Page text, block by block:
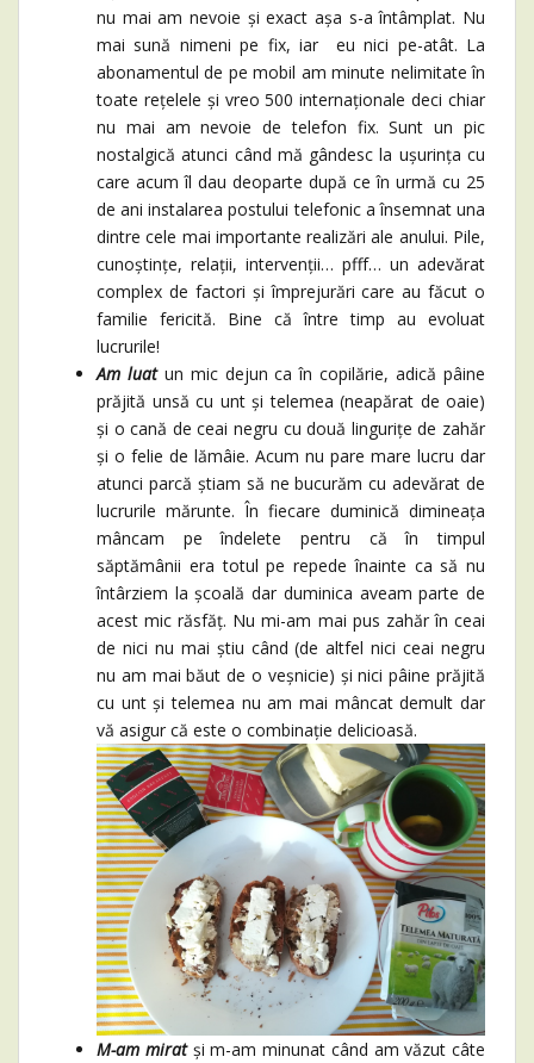
nu mai am nevoie și exact așa s-a întâmplat. Nu
mai sună nimeni pe fix, iar eu nici pe-atât. La
abonamentul de pe mobil am minute nelimitate în
toate rețelele și vreo 500 internaționale deci chiar
nu mai am nevoie de telefon fix. Sunt un pic
nostalgică atunci când mă gândesc la ușurința cu
care acum îl dau deoparte după ce în urmă cu 25
de ani instalarea postului telefonic a însemnat una
dintre cele mai importante realizări ale anului. Pile,
cunoștințe, relații, intervenții… pfff… un adevărat
complex de factori și împrejurări care au făcut o
familie fericită. Bine că între timp au evoluat
lucrurile!
Am luat un mic dejun ca în copilărie, adică pâine
prăjită unsă cu unt și telemea (neapărat de oaie)
și o cană de ceai negru cu două lingurițe de zahăr
și o felie de lămâie. Acum nu pare mare lucru dar
atunci parcă știam să ne bucurăm cu adevărat de
lucrurile mărunte. În fiecare duminică dimineața
mâncam pe îndelete pentru că în timpul
săptămânii era totul pe repede înainte ca să nu
întârziem la școală dar duminica aveam parte de
acest mic răsfăț. Nu mi-am mai pus zahăr în ceai
de nici nu mai știu când (de altfel nici ceai negru
nu am mai băut de o veșnicie) și nici pâine prăjită
cu unt și telemea nu am mai mâncat demult dar
vă asigur că este o combinație delicioasă.
M-am mirat și m-am minunat când am văzut câte